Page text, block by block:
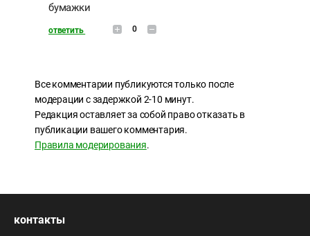
бумажки
ответить 0
Все комментарии публикуются только после
модерации с задержкой 2-10 минут.
Редакция оставляет за собой право отказать в
публикации вашего комментария.
Правила модерирования.
контакты